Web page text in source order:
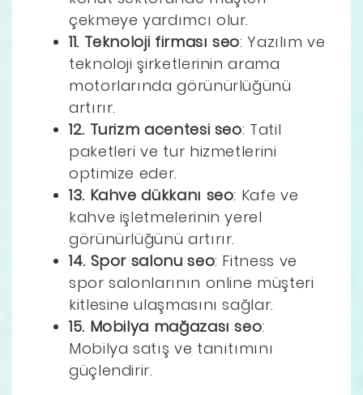
çekmeye yardımcı olur.
11. Teknoloji firması seo: Yazılım ve
teknoloji şirketlerinin arama
motorlarında görünürlüğünü
artırır.
12. Turizm acentesi seo: Tatil
paketleri ve tur hizmetlerini
optimize eder.
13. Kahve dükkanı seo: Kafe ve
kahve işletmelerinin yerel
görünürlüğünü artırır.
14. Spor salonu seo: Fitness ve
spor salonlarının online müşteri
kitlesine ulaşmasını sağlar.
15. Mobilya mağazası seo:
Mobilya satış ve tanıtımını
güçlendirir.